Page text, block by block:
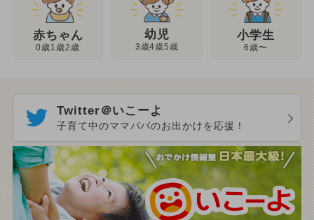
赤ちゃん
0歳1歳2歳
幼児
3歳4歳5歳
小学生
6歳〜
Twitter＠いこーよ
子育て中のママパパのお出かけを応援！